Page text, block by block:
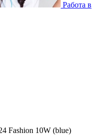
Работа в
Fashion 10W (blue)